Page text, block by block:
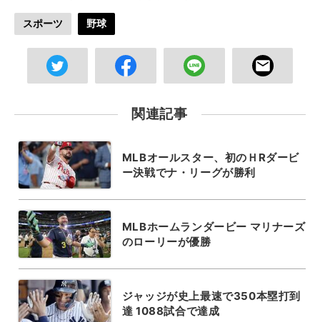
スポーツ 野球
関連記事
MLBオールスター、初のＨRダービ
ー決戦でナ・リーグが勝利
MLBホームランダービー マリナーズ
のローリーが優勝
ジャッジが史上最速で350本塁打到
達 1088試合で達成